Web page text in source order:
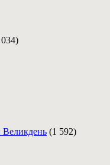
Великдень (1 592)